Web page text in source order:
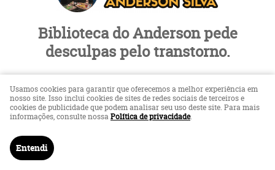
Biblioteca do Anderson pede
desculpas pelo transtorno.
Loja em Manutenção
Usamos cookies para garantir que oferecemos a melhor experiência em
nosso site. Isso inclui cookies de sites de redes sociais de terceiros e
cookies de publicidade que podem analisar seu uso deste site. Para mais
informações, consulte nossaPolítica de privacidade.
Entendi